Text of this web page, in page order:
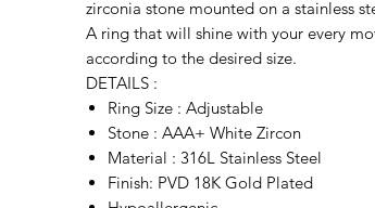
zirconia stone mounted on a stainless
A ring that will shine with your every
according to the desired size.
DETAILS :
Ring Size : Adjustable
Stone : AAA+ White Zircon
Material : 316L Stainless Steel
Finish: PVD 18K Gold Plated